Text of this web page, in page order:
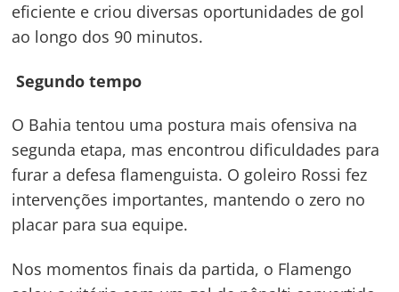
eficiente e criou diversas oportunidades de gol
ao longo dos 90 minutos.
Segundo tempo
O Bahia tentou uma postura mais ofensiva na
segunda etapa, mas encontrou dificuldades para
furar a defesa flamenguista. O goleiro Rossi fez
intervenções importantes, mantendo o zero no
placar para sua equipe.
Nos momentos finais da partida, o Flamengo